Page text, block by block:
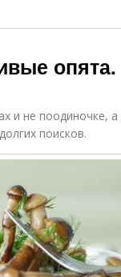
и не поодиночке,
поисков.